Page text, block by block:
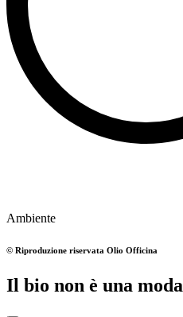
Ambiente
© Riproduzione riservata Olio Officina
Il bio non è una moda